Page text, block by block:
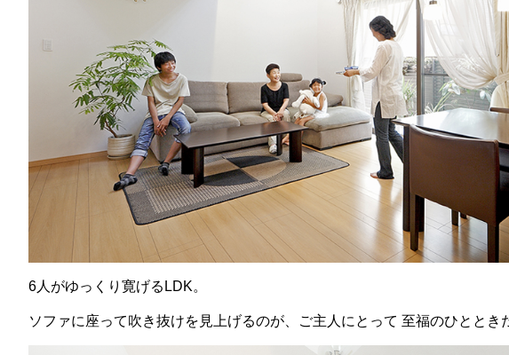
6人がゆっくり寛げるLDK。
ソファに座って吹き抜けを見上げるのが、ご主人にとって 至福のひととき